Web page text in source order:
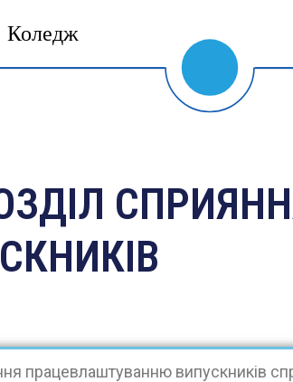
Коледж
працевлаштуванню випускників